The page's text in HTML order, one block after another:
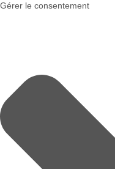
Gérer le consentement